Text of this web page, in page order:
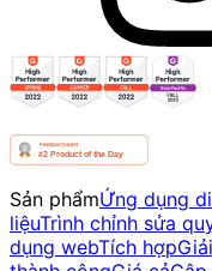
Sản phẩmỨng dụng
liệuTrình chỉnh sửa
dụng webTích hợp